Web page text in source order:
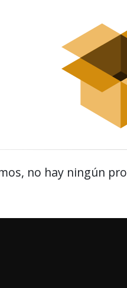
no hay ningún